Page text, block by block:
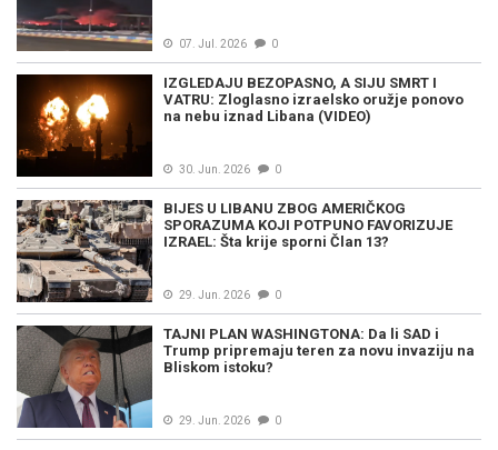
07. Jul. 2026 0
IZGLEDAJU BEZOPASNO, A SIJU SMRT I
VATRU: Zloglasno izraelsko oružje ponovo
na nebu iznad Libana (VIDEO)
30. Jun. 2026 0
BIJES U LIBANU ZBOG AMERIČKOG
SPORAZUMA KOJI POTPUNO FAVORIZUJE
IZRAEL: Šta krije sporni Član 13?
29. Jun. 2026 0
TAJNI PLAN WASHINGTONA: Da li SAD i
Trump pripremaju teren za novu invaziju na
Bliskom istoku?
29. Jun. 2026 0